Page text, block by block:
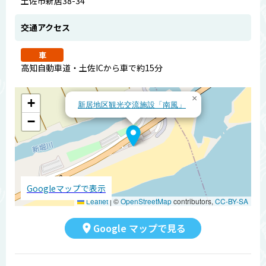
交通アクセス
車
高知自動車道・土佐ICから車で約15分
新居地区観光交流施設「南風」
×
+
−
Leaflet | ©OpenStreetMapcontributors, CC-BY-SA
Googleマップで表示
Google マップで見る